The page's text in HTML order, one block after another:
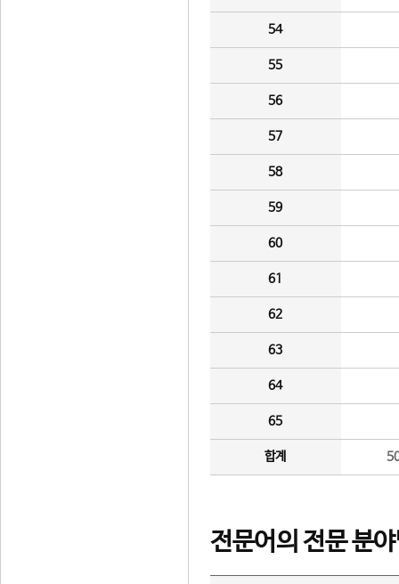
54
55
56
57
58
59
60
61
62
63
64
65
합계
전문어의 전문 분